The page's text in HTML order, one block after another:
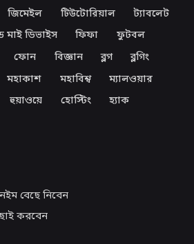
জিমেইল টিউটোরিয়াল
ট্যাবলেট
মাই ডিভাইস ফিফা
ফুটবল
ফোন বিজ্ঞান ব্লগ
ব্লগিং
মহাকাশ মহাবিশ্ব
ম্যালওয়ার
হুয়াওয়ে হোস্টিং
হ্যাক
বেছে নিবেন
করবেন